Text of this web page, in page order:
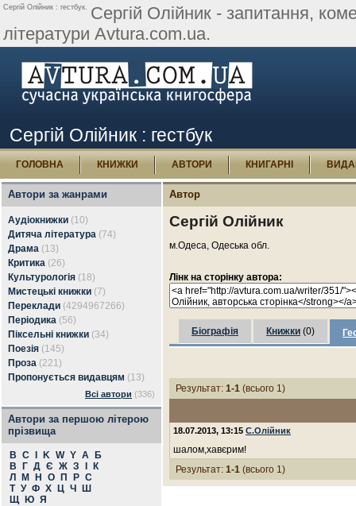
Сергій Олійник : гестбук. Сергій Олійник - запитання,
літератури Avtura.com.ua.
Сергій Олійник : гестбук
ГОЛОВНА КНИЖКИ АВТОРИ КНИГАРНІ
Автори за жанрами
Аудіокнижки (10)
Дитяча література (74)
Драма (13)
Критика (26)
Культурологія (18)
Мистецькі книжки (7)
Переклади (4294967266)
Періодика (56)
Піксельні книжки (34)
Поезія (145)
Проза (221)
Пропонується видавцям (13)
Всі автори (336)
Автори за першою літерою
прізвища
B C K W Y А
Б
В
Г Д Є Ж З
К
Л
М Н О П Р С
Т У Ф Х Ц Ч
Ш
Щ
Ю Я
Автор
Сергій Олійник
м.Одеса, Одеська обл.
Лінк на сторінку автора:
Біографія Книжки (0)
Результат: 1-1 (всього 1)
18.07.2013, 13:15 С.Олійник
шалом,хавєрим!
Результат: 1-1 (всього 1)